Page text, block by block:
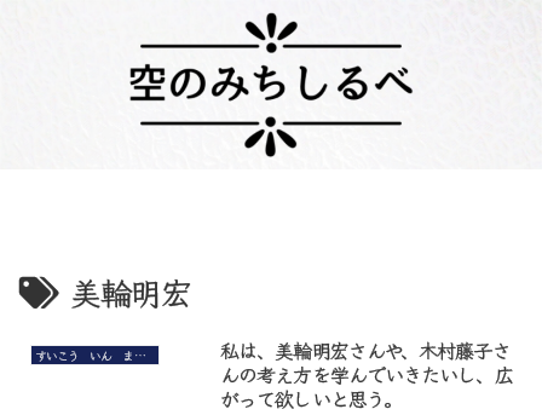
美輪明宏
すいこう いん まい まいんど
私は、美輪明宏さんや、木村藤子さ
んの考え方を学んでいきたいし、広
がって欲しいと思う。